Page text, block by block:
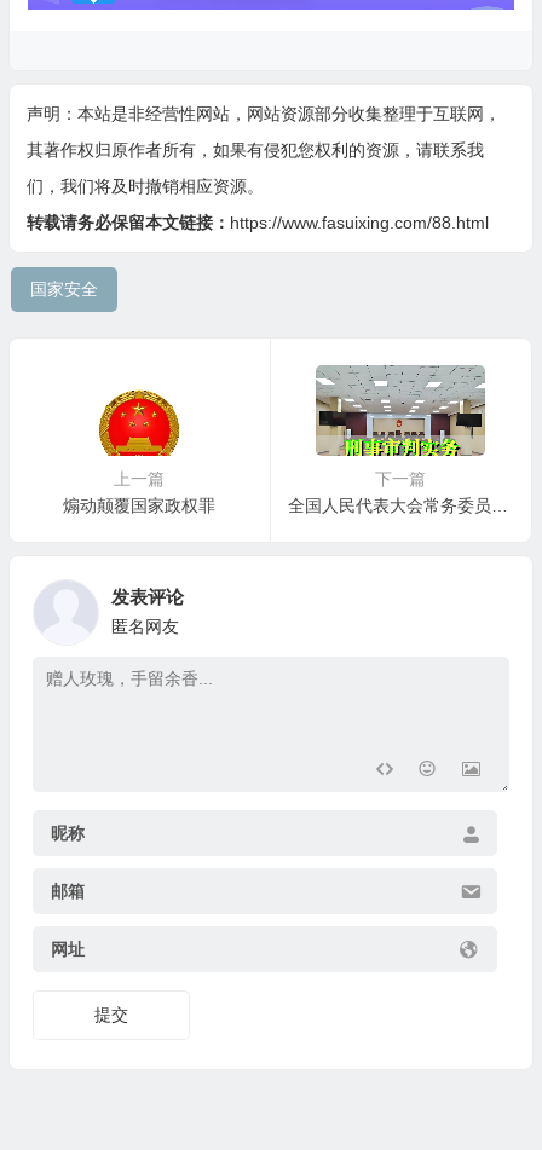
声明：本站是非经营性网站，网站资源部分收集整理于互联网，
其著作权归原作者所有，如果有侵犯您权利的资源，请联系我
们，我们将及时撤销相应资源。
转载请务必保留本文链接： https://www.fasuixing.com/88.html
国家安全
上一篇
煽动颠覆国家政权罪
下一篇
全国人民代表大会常务委员会关于《中华人民共和国刑法》第九十三条第二款的解释
发表评论
匿名网友
昵称
邮箱
网址
提交